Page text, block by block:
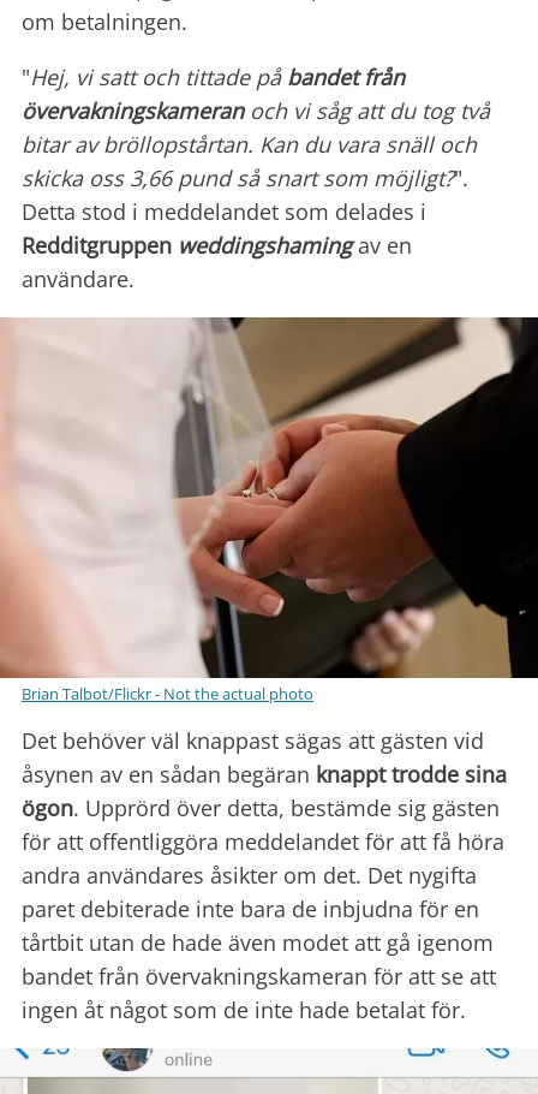
om betalningen.
"Hej, vi satt och tittade på bandet från
övervakningskameranoch vi såg att du tog två
bitar av bröllopstårtan. Kan du vara snäll och
skicka oss 3,66 pund så snart som möjligt?".
Detta stod i meddelandet som delades i
Redditgruppen weddingshamingav en
användare.
Brian Talbot/Flickr - Not the actual photo
Det behöver väl knappast sägas att gästen vid
åsynen av en sådan begäran knappt trodde sina
ögon. Upprörd över detta, bestämde sig gästen
för att offentliggöra meddelandet för att få höra
andra användares åsikter om det. Det nygifta
paret debiterade inte bara de inbjudna för en
tårtbit utan de hade även modet att gå igenom
bandet från övervakningskameran för att se att
ingen åt något som de inte hade betalat för.